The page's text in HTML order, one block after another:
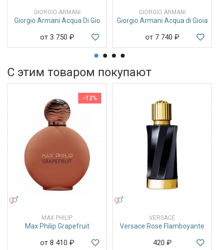
GIORGIO ARMANI
Giorgio Armani Acqua Di Gio
от 3 750 ₽
GIORGIO ARMANI
Giorgio Armani Acqua di Gioia
от 7 740 ₽
С этим товаром покупают
−12%
MAX PHILIP
Max Philip Grapefruit
от 8 410 ₽
VERSACE
Versace Rose Flamboyante
420 ₽